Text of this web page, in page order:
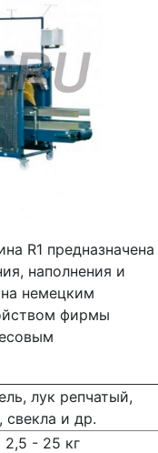
R1 предназначена
наполнения и
немецким
фирмы
лук репчатый,
свекла и др.
25 кг